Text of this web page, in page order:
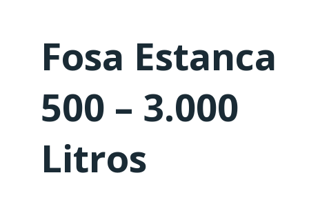
Fosa Estanca
500 – 3.000
Litros